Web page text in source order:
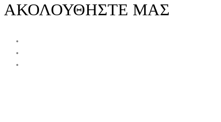
ΑΚΟΛΟΥΘΗΣΤΕ ΜΑΣ